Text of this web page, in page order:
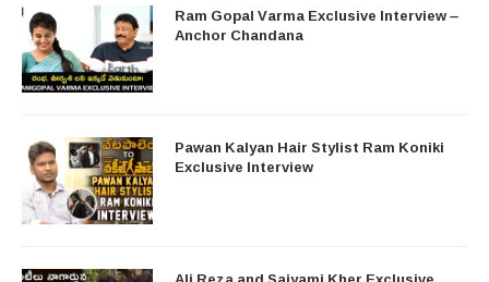
Ram Gopal Varma Exclusive Interview –
Anchor Chandana
Pawan Kalyan Hair Stylist Ram Koniki
Exclusive Interview